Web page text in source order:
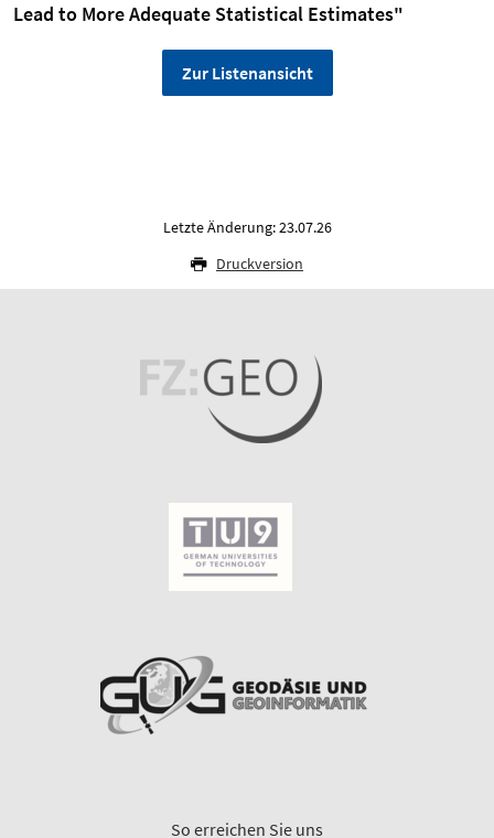
Lead to More Adequate Statistical Estimates"
Zur Listenansicht
Letzte Änderung: 23.07.26
Druckversion
So erreichen Sie uns